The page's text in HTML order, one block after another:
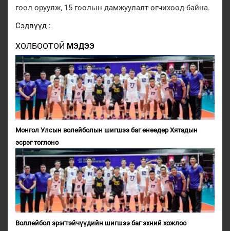
гоол оруулж, 15 гоолын дамжуулалт өгчихөөд байна.
Сэдвүүд :
ХОЛБООТОЙ МЭДЭЭ
Монгол Улсын волейболын шигшээ баг өнөөдөр Хятадын
эсрэг тоглоно
Воллейбол эрэгтэйчүүдийн шигшээ баг эхний хожлоо